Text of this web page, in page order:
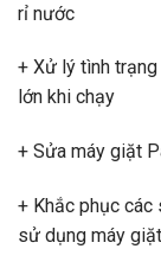
rỉ nước
+ Xử lý tình
lớn khi chạy
+ Sửa máy giặt
+ Khắc phục các
sử dụng máy